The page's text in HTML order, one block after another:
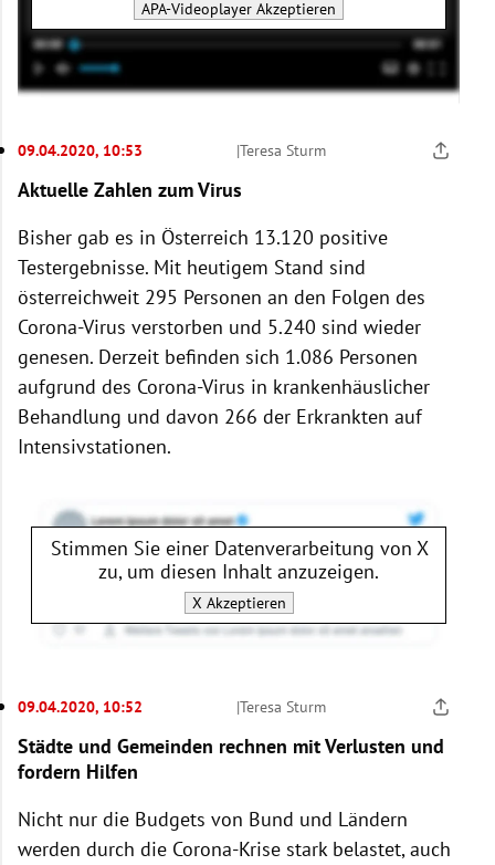
APA-Videoplayer Akzeptieren
09.04.2020, 10:53 |Teresa Sturm
Aktuelle Zahlen zum Virus
Bisher gab es in Österreich 13.120 positive
Testergebnisse. Mit heutigem Stand sind
österreichweit 295 Personen an den Folgen des
Corona-Virus verstorben und 5.240 sind wieder
genesen. Derzeit befinden sich 1.086 Personen
aufgrund des Corona-Virus in krankenhäuslicher
Behandlung und davon 266 der Erkrankten auf
Intensivstationen.
Stimmen Sie einer Datenverarbeitung von X
zu, um diesen Inhalt anzuzeigen.
X Akzeptieren
09.04.2020, 10:52 |Teresa Sturm
Städte und Gemeinden rechnen mit Verlusten und
fordern Hilfen
Nicht nur die Budgets von Bund und Ländern
werden durch die Corona-Krise stark belastet, auch